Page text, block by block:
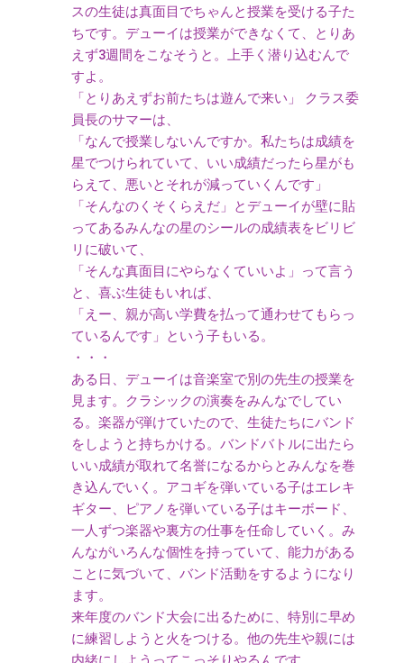
スの生徒は真面目でちゃんと授業を受ける子た
ちです。デューイは授業ができなくて、とりあ
えず3週間をこなそうと。上手く潜り込むんで
すよ。
「とりあえずお前たちは遊んで来い」 クラス委
員長のサマーは、
「なんで授業しないんですか。私たちは成績を
星でつけられていて、いい成績だったら星がも
らえて、悪いとそれが減っていくんです」
「そんなのくそくらえだ」とデューイが壁に貼
ってあるみんなの星のシールの成績表をビリビ
リに破いて、
「そんな真面目にやらなくていいよ」って言う
と、喜ぶ生徒もいれば、
「えー、親が高い学費を払って通わせてもらっ
ているんです」という子もいる。
・・・
ある日、デューイは音楽室で別の先生の授業を
見ます。クラシックの演奏をみんなでしてい
る。楽器が弾けていたので、生徒たちにバンド
をしようと持ちかける。バンドバトルに出たら
いい成績が取れて名誉になるからとみんなを巻
き込んでいく。アコギを弾いている子はエレキ
ギター、ピアノを弾いている子はキーボード、
一人ずつ楽器や裏方の仕事を任命していく。み
んながいろんな個性を持っていて、能力がある
ことに気づいて、バンド活動をするようになり
ます。
来年度のバンド大会に出るために、特別に早め
に練習しようと火をつける。他の先生や親には